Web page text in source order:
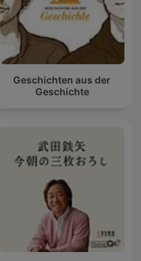
Geschichten aus der
Geschichte